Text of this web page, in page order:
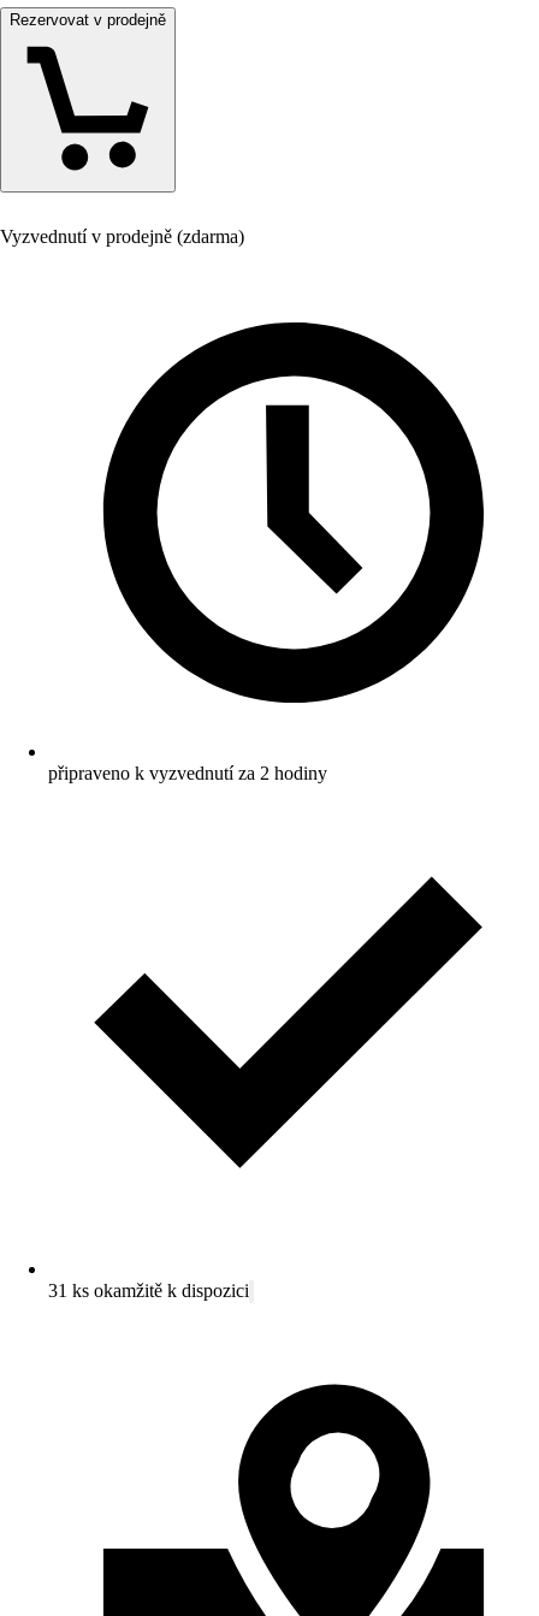
Rezervovat v prodejně
Vyzvednutí v prodejně (zdarma)
připraveno k vyzvednutí za 2 hodiny
31 ks okamžitě k dispozici